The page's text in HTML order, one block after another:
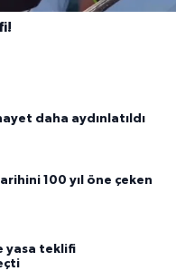
daha aydınlatıldı
100 yıl öne çeken
yasa teklifi